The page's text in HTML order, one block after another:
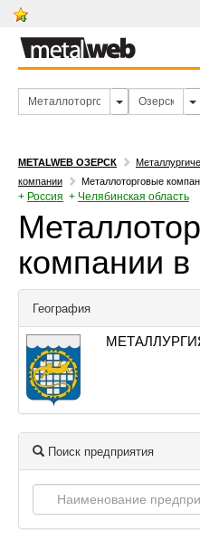
METALWEB ОЗЕРСК
компании
Металлоторговые
+ Россия + Челябинская область
компании в
География
Поиск предприятия